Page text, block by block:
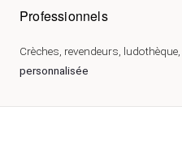
Professionnels
Crèches, revendeurs, ludothèque,
personnalisée